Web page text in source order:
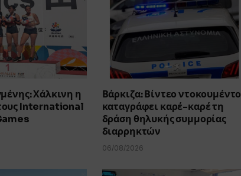
Χάλκινη η
International
Βάρκιζα: Βίντεο ντοκουμέντο
καταγράφει καρέ-καρέ τη
δράση θηλυκής συμμορίας
διαρρηκτών
06/08/2026